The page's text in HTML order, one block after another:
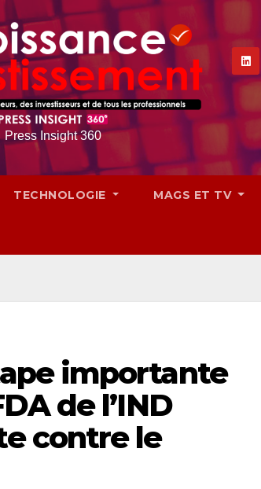
Press Insight 360
TECHNOLOGIE MAGS ET TV
importante
de l’IND
contre le